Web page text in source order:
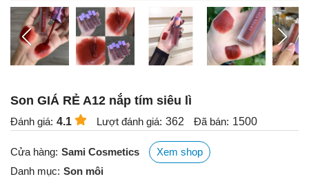
Son GIÁ RẺ A12 nắp tím siêu lì
Đánh giá: 4.1 Lượt đánh giá: 362 Đã bán: 1500
Cửa hàng: Sami Cosmetics
Xem shop
Danh mục: Son môi